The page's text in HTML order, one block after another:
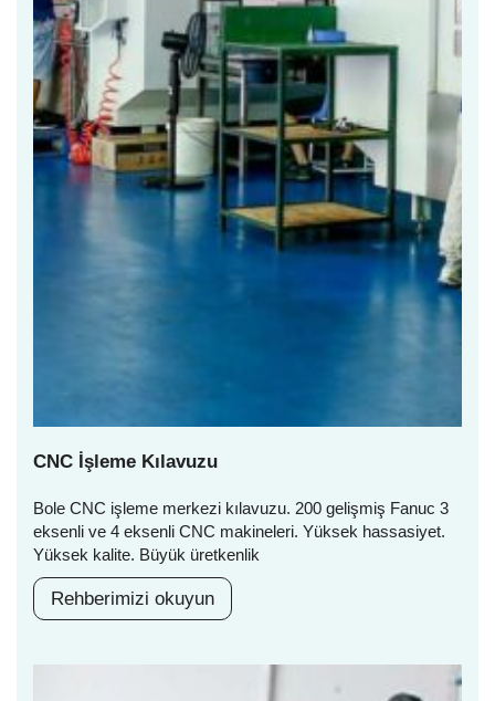
CNC İşleme Kılavuzu
Bole CNC işleme merkezi kılavuzu. 200 gelişmiş Fanuc 3
eksenli ve 4 eksenli CNC makineleri. Yüksek hassasiyet.
Yüksek kalite. Büyük üretkenlik
Rehberimizi okuyun